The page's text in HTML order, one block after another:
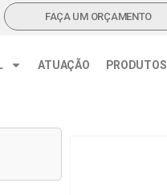
FAÇA UM ORÇAMENTO
ATUAÇÃO PRODUTOS